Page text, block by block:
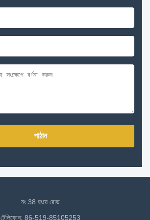
পাঠান
নং 38 হংয়ে রোড
টেলিফোন: 86-519-85105253